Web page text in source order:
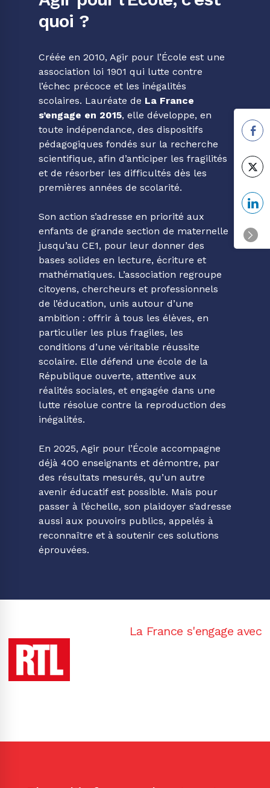
quoi ?
Créée en 2010, Agir pour l’École est une
association loi 1901 qui lutte contre
l’échec précoce et les inégalités
scolaires. Lauréate de La France
s’engage en 2015, elle développe, en
toute indépendance, des dispositifs
pédagogiques fondés sur la recherche
scientifique, afin d’anticiper les fragilités
et de résorber les difficultés dès les
premières années de scolarité.
Son action s’adresse en priorité aux
enfants de grande section de maternelle
jusqu’au CE1, pour leur donner des
bases solides en lecture, écriture et
mathématiques. L’association regroupe
citoyens, chercheurs et professionnels
de l’éducation, unis autour d’une
ambition : offrir à tous les élèves, en
particulier les plus fragiles, les
conditions d’une véritable réussite
scolaire. Elle défend une école de la
République ouverte, attentive aux
réalités sociales, et engagée dans une
lutte résolue contre la reproduction des
inégalités.
En 2025, Agir pour l’École accompagne
déjà 400 enseignants et démontre, par
des résultats mesurés, qu’un autre
avenir éducatif est possible. Mais pour
passer à l’échelle, son plaidoyer s’adresse
aussi aux pouvoirs publics, appelés à
reconnaître et à soutenir ces solutions
éprouvées.
La France s'engage avec